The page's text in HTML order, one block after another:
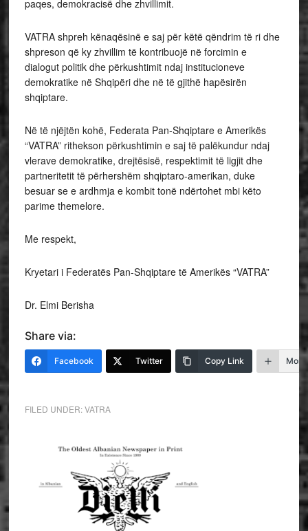
paqes, demokracisë dhe zhvillimit.
VATRA shpreh kënaqësinë e saj për këtë qëndrim të ri dhe
shpreson që ky zhvillim të kontribuojë në forcimin e
dialogut politik dhe përkushtimit ndaj institucioneve
demokratike në Shqipëri dhe në të gjithë hapësirën
shqiptare.
Në të njëjtën kohë, Federata Pan-Shqiptare e Amerikës
“VATRA” rithekson përkushtimin e saj të palëkundur ndaj
vlerave demokratike, drejtësisë, respektimit të ligjit dhe
partneritetit të përhershëm shqiptaro-amerikan, duke
besuar se e ardhmja e kombit tonë ndërtohet mbi këto
parime themelore.
Me respekt,
Kryetari i Federatës Pan-Shqiptare të Amerikës “VATRA”
Dr. Elmi Berisha
Share via:
Facebook Twitter Copy Link More
FILED UNDER:VATRA